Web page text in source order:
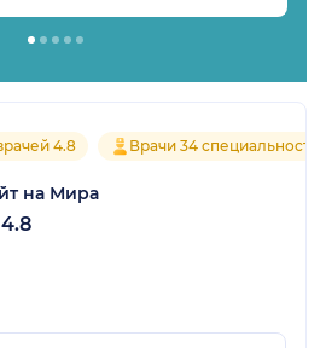
4.8 Врачи 34
на Мира
4.8